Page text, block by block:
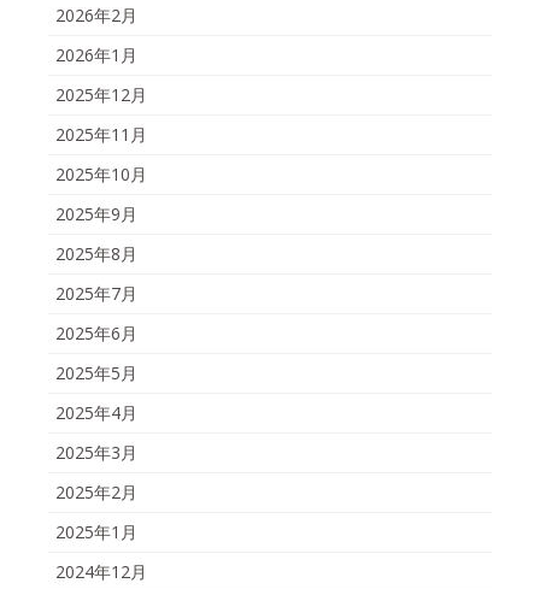
2026年2月
2026年1月
2025年12月
2025年11月
2025年10月
2025年9月
2025年8月
2025年7月
2025年6月
2025年5月
2025年4月
2025年3月
2025年2月
2025年1月
2024年12月